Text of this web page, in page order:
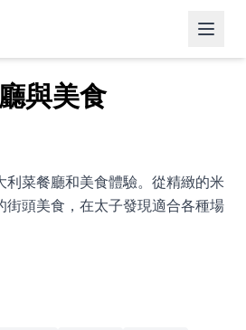
與美食
利菜餐廳和美食體驗。從精緻的米
街頭美食，在太子發現適合各種場